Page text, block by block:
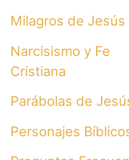
Milagros de Jesús
Narcisismo y Fe
Cristiana
Parábolas de
Personajes